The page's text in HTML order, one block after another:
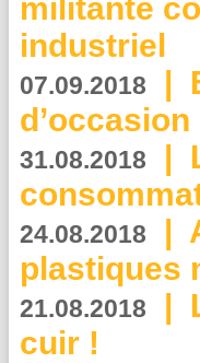
militante
industriel
07.09.2018 |
d’occasion
31.08.2018 |
24.08.2018 |
plastiques
21.08.2018 |
cuir !